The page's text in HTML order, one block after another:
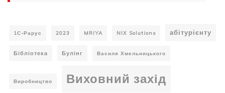
1С-Рарус 2023 MRIYA NIX Solutions абітурієнту
Бібліотека Булінг Василя Хмельницького
Виробництво Виховний захід